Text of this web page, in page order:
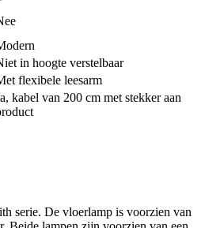
in hoogte verstelbaar
flexibele leesarm
kabel van 200 cm met stekker aan
serie. De vloerlamp is voorzien van